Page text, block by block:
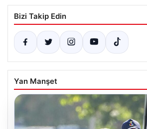
Bizi Takip Edin
Yan Manşet